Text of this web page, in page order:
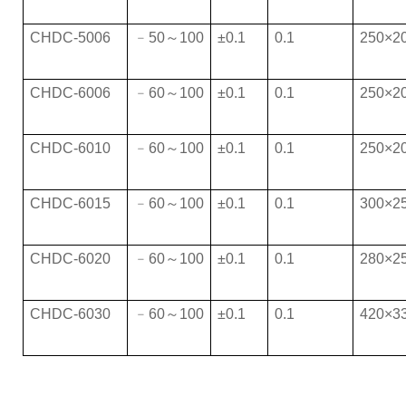
CHDC-5006 ﹣50～100 ±0.1 0.1
CHDC-6006 ﹣60～100 ±0.1 0.1
CHDC-6010 ﹣60～100 ±0.1 0.1
CHDC-6015 ﹣60～100 ±0.1 0.1
CHDC-6020 ﹣60～100 ±0.1 0.1
CHDC-6030 ﹣60～100 ±0.1 0.1